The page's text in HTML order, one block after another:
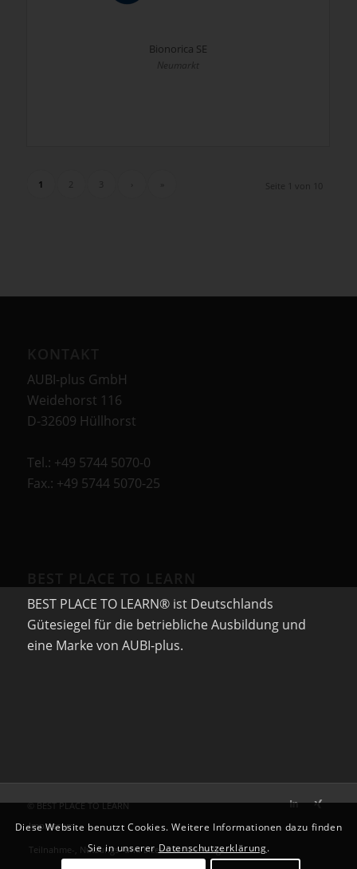
Bionorica SE
Neumarkt
Seite 1 von 10
1 3
AUBI-plus GmbH
Weidehorst 116
D-32609 Hüllhorst
Tel.: +49 5744 5070-0
Fax.: +49 5744 5070-25
BEST PLACE TO LEARN® ist Deutschlands
Gütesiegel für die betriebliche Ausbildung und
eine Marke von AUBI-plus.
© BEST PLACE TO LEARN
Impressum
Teilnahme-, Nutzungs- und Lizenzbestimmungen
Diese Website benutzt Cookies. Weitere Informationen dazu finden
Sie in unserer Datenschutzerklärung.